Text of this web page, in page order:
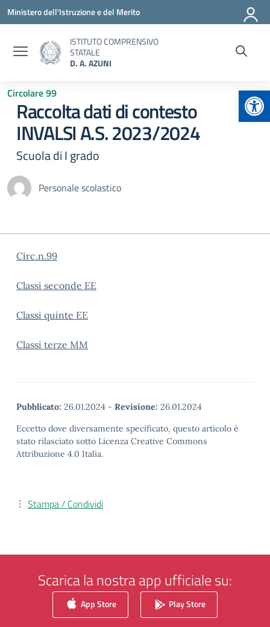
Vai ai contenuti
Vai al menu di navigazione
Vai al footer
Ministero dell'Istruzione e del Merito
ISTITUTO COMPRENSIVO
STATALE
D. A. AZUNI
Circolare 99
Raccolta dati di contesto
INVALSI A.S. 2023/2024
Scuola di I grado
Personale scolastico
Circ.n.99
Classi seconde EE
Classi quinte EE
Classi terze MM
Pubblicato: 26.01.2024 - Revisione: 26.01.2024
Eccetto dove diversamente specificato, questo articolo è
stato rilasciato sotto Licenza Creative Commons
Attribuzione 4.0 Italia.
Stampa / Condividi
Scarica la nostra app ufficiale su:
App Store Play Store